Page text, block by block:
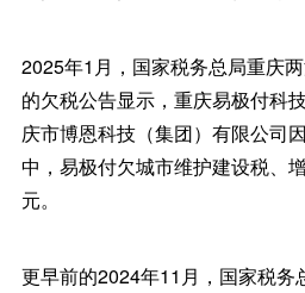
2025年1月，国家税务总局重庆
的欠税公告显示，重庆易极付科
庆市博恩科技（集团）有限公司
中，易极付欠城市维护建设税、
元。
更早前的2024年11月，国家税务